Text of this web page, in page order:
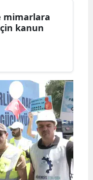
mimarlara
kanun